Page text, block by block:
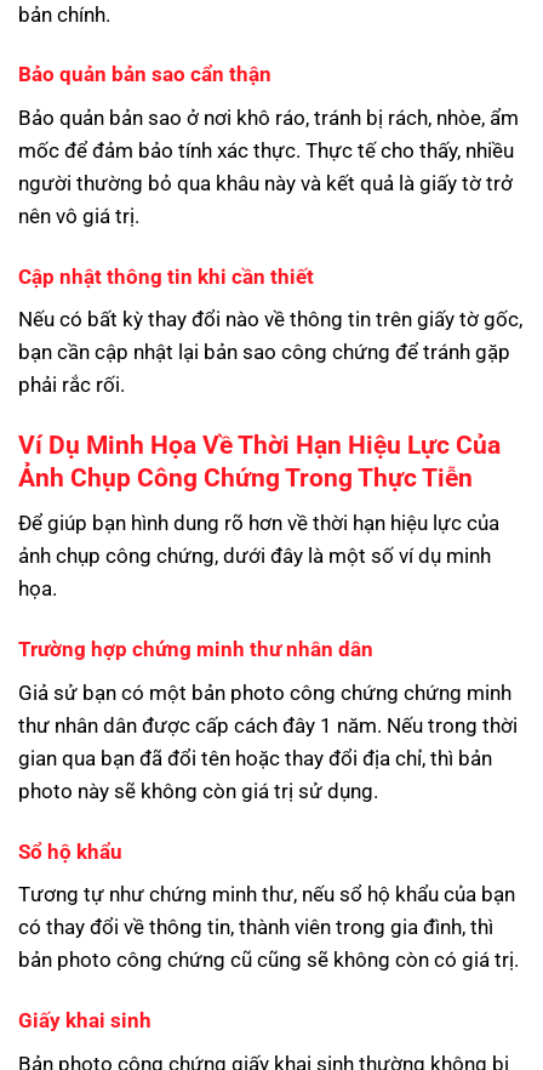
bản chính.
Bảo quản bản sao cẩn thận
Bảo quản bản sao ở nơi khô ráo, tránh bị rách, nhòe, ẩm
mốc để đảm bảo tính xác thực. Thực tế cho thấy, nhiều
người thường bỏ qua khâu này và kết quả là giấy tờ trở
nên vô giá trị.
Cập nhật thông tin khi cần thiết
Nếu có bất kỳ thay đổi nào về thông tin trên giấy tờ gốc,
bạn cần cập nhật lại bản sao công chứng để tránh gặp
phải rắc rối.
Ví Dụ Minh Họa Về Thời Hạn Hiệu Lực Của
Ảnh Chụp Công Chứng Trong Thực Tiễn
Để giúp bạn hình dung rõ hơn về thời hạn hiệu lực của
ảnh chụp công chứng, dưới đây là một số ví dụ minh
họa.
Trường hợp chứng minh thư nhân dân
Giả sử bạn có một bản photo công chứng chứng minh
thư nhân dân được cấp cách đây 1 năm. Nếu trong thời
gian qua bạn đã đổi tên hoặc thay đổi địa chỉ, thì bản
photo này sẽ không còn giá trị sử dụng.
Sổ hộ khẩu
Tương tự như chứng minh thư, nếu sổ hộ khẩu của bạn
có thay đổi về thông tin, thành viên trong gia đình, thì
bản photo công chứng cũ cũng sẽ không còn có giá trị.
Giấy khai sinh
Bản photo công chứng giấy khai sinh thường không bị